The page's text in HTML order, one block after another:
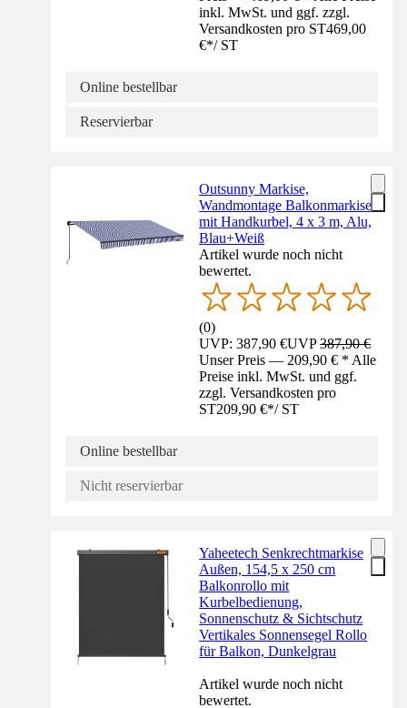
inkl. MwSt. und ggf. zzgl.
Versandkosten pro ST469,00
€*/ ST
Online bestellbar
Reservierbar
Outsunny Markise,
Wandmontage Balkonmarkise
mit Handkurbel, 4 x 3 m, Alu,
Blau+Weiß
Artikel wurde noch nicht
bewertet.
(0)
UVP: 387,90 €UVP387,90 €
Unser Preis — 209,90 € * Alle
Preise inkl. MwSt. und ggf.
zzgl. Versandkosten pro
ST209,90 €*/ ST
Online bestellbar
Nicht reservierbar
Yaheetech Senkrechtmarkise
Außen, 154,5 x 250 cm
Balkonrollo mit
Kurbelbedienung,
Sonnenschutz & Sichtschutz
Vertikales Sonnensegel Rollo
für Balkon, Dunkelgrau
Artikel wurde noch nicht
bewertet.